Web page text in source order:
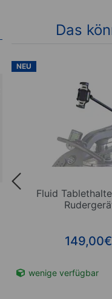
Das
NEU
Fluid
149,00€
wenige verfügbar